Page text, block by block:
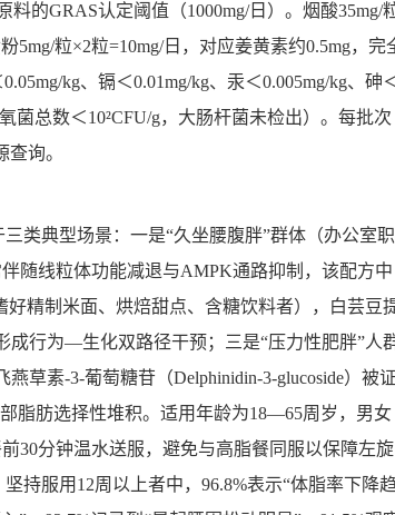
料的GRAS认定阈值（1000mg/日）。烟酸35mg/
5mg/粒×2粒=10mg/日，对应姜黄素约0.5mg，完
kg、镉＜0.01mg/kg、汞＜0.005mg/kg、砷
菌总数＜10²CFU/g，大肠杆菌未检出）。每批次
询。
类典型场景：一是“久坐腰腹胖”群体（办公室职
随线粒体功能减退与AMPK通路抑制，该配方中
精制米面、烘焙甜点、含糖饮料者），白芸豆
成行为—生化双路径干预；三是“压力性肥胖”人
草素-3-葡萄糖苷（Delphinidin-3-glucoside）被证
脂肪选择性堆积。适用年龄为18—65周岁，男女
30分钟温水送服，避免与高脂餐同服以保障左旋
持服用12周以上者中，96.8%表示“体脂率下降趋